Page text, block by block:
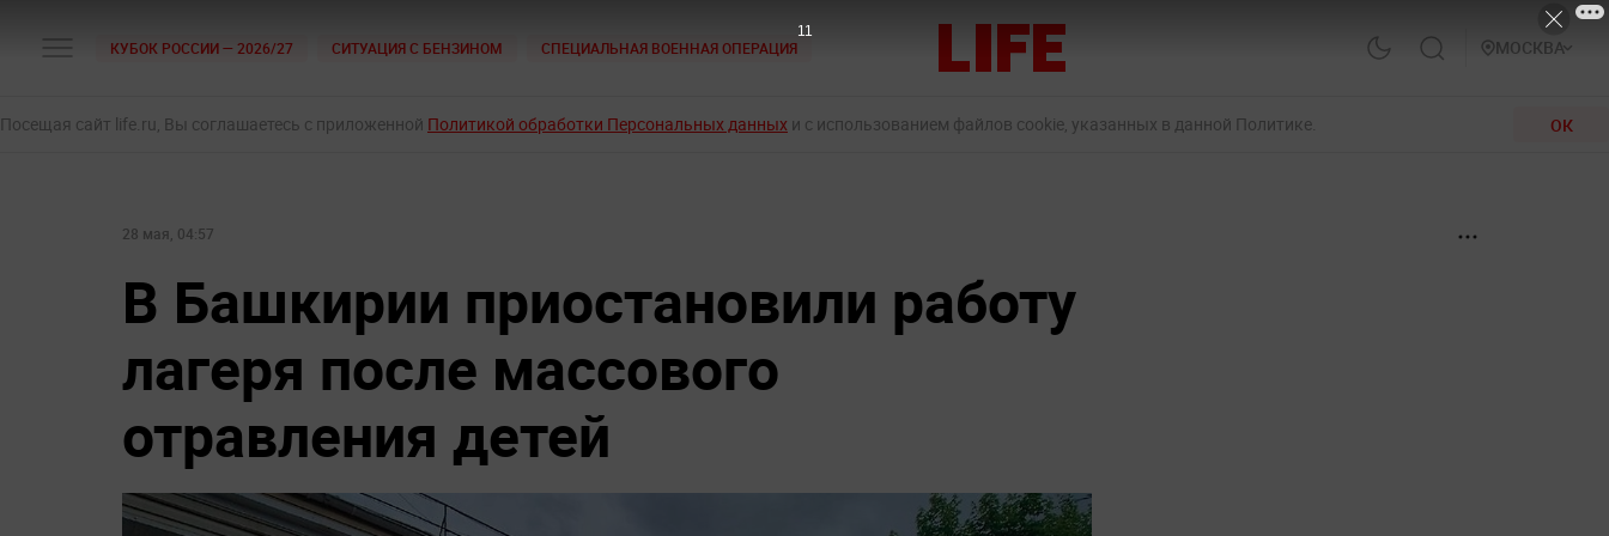
КУБОК РОССИИ — 2026/27 СИТУАЦИЯ С БЕНЗИНОМ СПЕЦИАЛЬНАЯ ВОЕННАЯ ОПЕРАЦИЯ МОСКВА
Посещая сайт life.ru, Вы соглашаетесь с приложенной Политикой обработки Персональных данных и с использованием файлов cookie, указанных в данной Политике. ОК
28 мая, 04:57
В Башкирии приостановили работу
лагеря после массового
отравления детей
9